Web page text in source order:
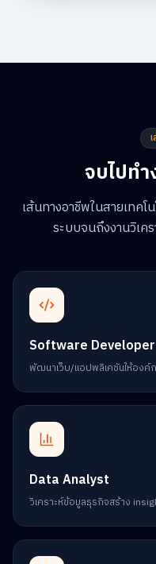
จบไปทำ
เส้นทางอาชีพในสายเทค
ระบบจนถึงงานวิเค
Software Developer
พัฒนาเว็บ/แอปพลิเคชันให้องค์
Data Analyst
วิเคราะห์ข้อมูลธุรกิจสร้าง